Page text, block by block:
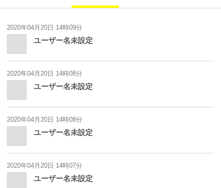
2020年04月20日 14時09分
ユーザー名未設定
2020年04月20日 14時08分
ユーザー名未設定
2020年04月20日 14時08分
ユーザー名未設定
2020年04月20日 14時07分
ユーザー名未設定